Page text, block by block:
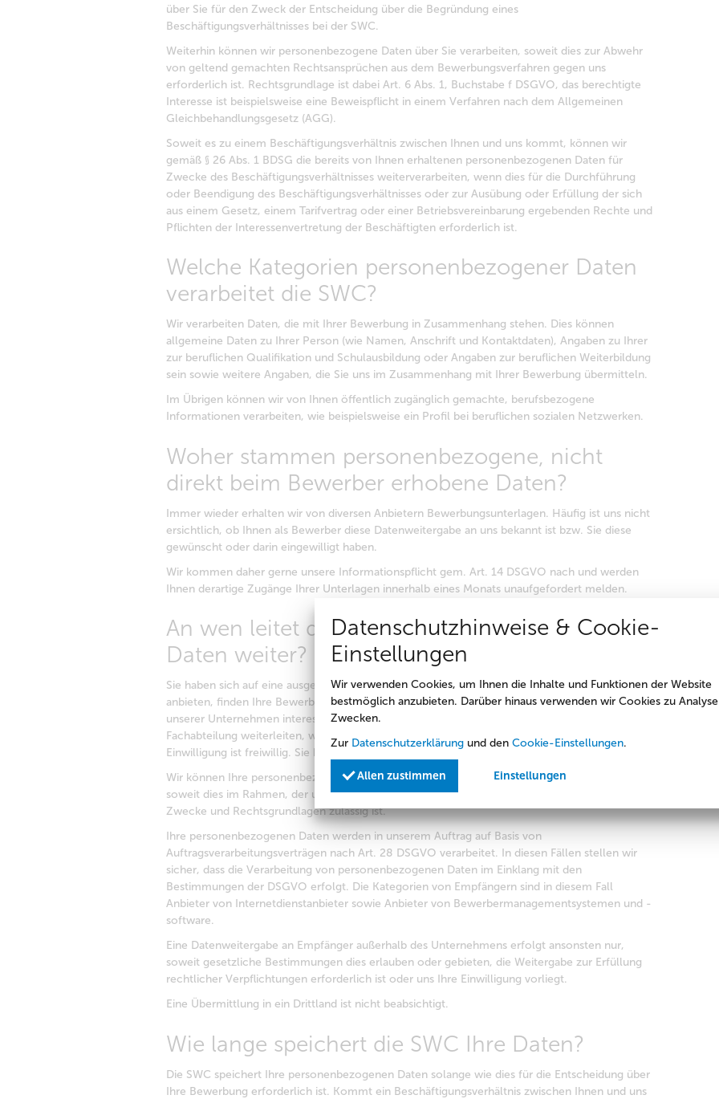
über Sie für den Zweck der Entscheidung über die Begründung eines
Beschäftigungsverhältnisses bei der SWC.
Weiterhin können wir personenbezogene Daten über Sie verarbeiten, soweit dies zur Abwehr
von geltend gemachten Rechtsansprüchen aus dem Bewerbungsverfahren gegen uns
erforderlich ist. Rechtsgrundlage ist dabei Art. 6 Abs. 1, Buchstabe f DSGVO, das berechtigte
Interesse ist beispielsweise eine Beweispflicht in einem Verfahren nach dem Allgemeinen
Gleichbehandlungsgesetz (AGG).
Soweit es zu einem Beschäftigungsverhältnis zwischen Ihnen und uns kommt, können wir
gemäß § 26 Abs. 1 BDSG die bereits von Ihnen erhaltenen personenbezogenen Daten für
Zwecke des Beschäftigungsverhältnisses weiterverarbeiten, wenn dies für die Durchführung
oder Beendigung des Beschäftigungsverhältnisses oder zur Ausübung oder Erfüllung der sich
aus einem Gesetz, einem Tarifvertrag oder einer Betriebsvereinbarung ergebenden Rechte und
Pflichten der Interessenvertretung der Beschäftigten erforderlich ist.
Welche Kategorien personenbezogener Daten
verarbeitet die SWC?
Wir verarbeiten Daten, die mit Ihrer Bewerbung in Zusammenhang stehen. Dies können
allgemeine Daten zu Ihrer Person (wie Namen, Anschrift und Kontaktdaten), Angaben zu Ihrer
zur beruflichen Qualifikation und Schulausbildung oder Angaben zur beruflichen Weiterbildung
sein sowie weitere Angaben, die Sie uns im Zusammenhang mit Ihrer Bewerbung übermitteln.
Im Übrigen können wir von Ihnen öffentlich zugänglich gemachte, berufsbezogene
Informationen verarbeiten, wie beispielsweise ein Profil bei beruflichen sozialen Netzwerken.
Woher stammen personenbezogene, nicht
direkt beim Bewerber erhobene Daten?
Immer wieder erhalten wir von diversen Anbietern Bewerbungsunterlagen. Häufig ist uns nicht
ersichtlich, ob Ihnen als Bewerber diese Datenweitergabe an uns bekannt ist bzw. Sie diese
gewünscht oder darin eingewilligt haben.
Wir kommen daher gerne unsere Informationspflicht gem. Art. 14 DSGVO nach und werden
Ihnen derartige Zugänge Ihrer Unterlagen innerhalb eines Monats unaufgefordert melden.
An wen leitet die SWC Ihre personenbezogenen
Daten weiter?
Sie haben sich auf eine ausgeschriebene Stelle beworben. Leider können wir Ihnen diese nicht
anbieten, finden Ihre Bewerbung allerdings für eine andere ausgeschriebene Stelle in einem
unserer Unternehmen interessant. Bevor wir Ihre Unterlagen an die entsprechende
Fachabteilung weiterleiten, werden wir Sie immer um Ihre Einwilligung bitten. Diese
Einwilligung ist freiwillig. Sie haben jederzeit die Möglichkeit, diese Einwilligung zu widerrufen.
Wir können Ihre personenbezogenen Daten an mit uns verbundene Unternehmen übermitteln,
soweit dies im Rahmen, der unter Ziffer 3 dieses Datenschutzinformationsblatts dargelegten
Zwecke und Rechtsgrundlagen zulässig ist.
Ihre personenbezogenen Daten werden in unserem Auftrag auf Basis von
Auftragsverarbeitungsverträgen nach Art. 28 DSGVO verarbeitet. In diesen Fällen stellen wir
sicher, dass die Verarbeitung von personenbezogenen Daten im Einklang mit den
Bestimmungen der DSGVO erfolgt. Die Kategorien von Empfängern sind in diesem Fall
Anbieter von Internetdienstanbieter sowie Anbieter von Bewerbermanagementsystemen und -
software.
Eine Datenweitergabe an Empfänger außerhalb des Unternehmens erfolgt ansonsten nur,
soweit gesetzliche Bestimmungen dies erlauben oder gebieten, die Weitergabe zur Erfüllung
rechtlicher Verpflichtungen erforderlich ist oder uns Ihre Einwilligung vorliegt.
Eine Übermittlung in ein Drittland ist nicht beabsichtigt.
Wie lange speichert die SWC Ihre Daten?
Die SWC speichert Ihre personenbezogenen Daten solange wie dies für die Entscheidung über
Ihre Bewerbung erforderlich ist. Kommt ein Beschäftigungsverhältnis zwischen Ihnen und uns
Datenschutzhinweise & Cookie-
Einstellungen
Wir verwenden Cookies, um Ihnen die Inhalte und Funktionen der Website
bestmöglich anzubieten. Darüber hinaus verwenden wir Cookies zu
Zwecken.
Zur Datenschutzerklärung und den Cookie-Einstellungen.
Allen zustimmen Einstellungen